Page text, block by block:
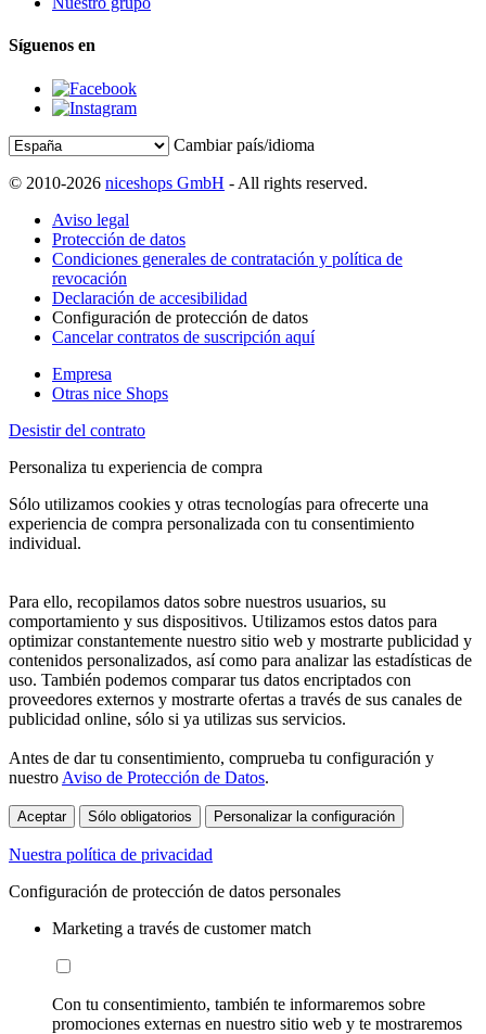
Síguenos en
Cambiar país/idioma
© 2010-2026 niceshops GmbH - All rights reserved.
Aviso legal
Protección de datos
Condiciones generales de contratación y política de
revocación
Declaración de accesibilidad
Configuración de protección de datos
Cancelar contratos de suscripción aquí
Empresa
Otras nice Shops
Desistir del contrato
Personaliza tu experiencia de compra
Sólo utilizamos cookies y otras tecnologías para ofrecerte una
experiencia de compra personalizada con tu consentimiento
individual.
Para ello, recopilamos datos sobre nuestros usuarios, su
comportamiento y sus dispositivos. Utilizamos estos datos para
optimizar constantemente nuestro sitio web y mostrarte publicidad y
contenidos personalizados, así como para analizar las estadísticas de
uso. También podemos comparar tus datos encriptados con
proveedores externos y mostrarte ofertas a través de sus canales de
publicidad online, sólo si ya utilizas sus servicios.
Antes de dar tu consentimiento, comprueba tu configuración y
nuestro Aviso de Protección de Datos.
Aceptar Sólo obligatorios Personalizar la configuración
Nuestra política de privacidad
Configuración de protección de datos personales
Marketing a través de customer match
Con tu consentimiento, también te informaremos sobre
promociones externas en nuestro sitio web y te mostraremos